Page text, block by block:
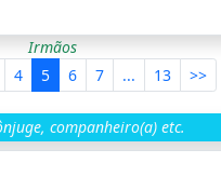
Irmãos
4 5 6 7 ... 13 >>
companheiro(a) etc.